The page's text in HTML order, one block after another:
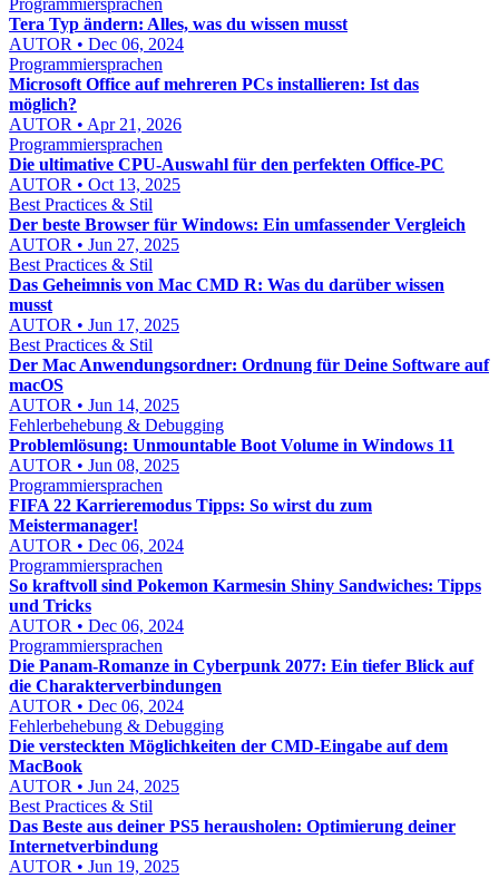
Programmiersprachen
Tera Typ ändern: Alles, was du wissen musst
AUTOR • Dec 06, 2024
Programmiersprachen
Microsoft Office auf mehreren PCs installieren: Ist das
möglich?
AUTOR • Apr 21, 2026
Programmiersprachen
Die ultimative CPU-Auswahl für den perfekten Office-PC
AUTOR • Oct 13, 2025
Best Practices & Stil
Der beste Browser für Windows: Ein umfassender Vergleich
AUTOR • Jun 27, 2025
Best Practices & Stil
Das Geheimnis von Mac CMD R: Was du darüber wissen
musst
AUTOR • Jun 17, 2025
Best Practices & Stil
Der Mac Anwendungsordner: Ordnung für Deine Software auf
macOS
AUTOR • Jun 14, 2025
Fehlerbehebung & Debugging
Problemlösung: Unmountable Boot Volume in Windows 11
AUTOR • Jun 08, 2025
Programmiersprachen
FIFA 22 Karrieremodus Tipps: So wirst du zum
Meistermanager!
AUTOR • Dec 06, 2024
Programmiersprachen
So kraftvoll sind Pokemon Karmesin Shiny Sandwiches: Tipps
und Tricks
AUTOR • Dec 06, 2024
Programmiersprachen
Die Panam-Romanze in Cyberpunk 2077: Ein tiefer Blick auf
die Charakterverbindungen
AUTOR • Dec 06, 2024
Fehlerbehebung & Debugging
Die versteckten Möglichkeiten der CMD-Eingabe auf dem
MacBook
AUTOR • Jun 24, 2025
Best Practices & Stil
Das Beste aus deiner PS5 herausholen: Optimierung deiner
Internetverbindung
AUTOR • Jun 19, 2025